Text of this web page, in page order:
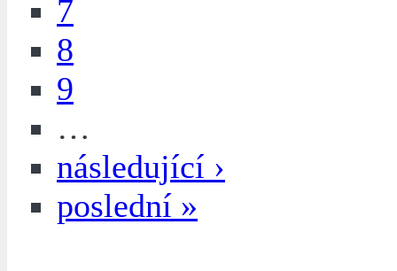
7
8
9
…
následující ›
poslední »